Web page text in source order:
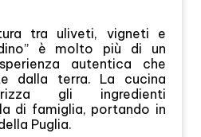
tra uliveti, vigneti e
è molto più di un
autentica che
dalla terra. La cucina
gli ingredienti
di famiglia, portando in
Puglia.